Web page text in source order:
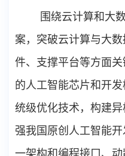
围绕云计算和大
案，突破云计算与大
件、支撑平台等方面
的人工智能芯片和开
统级优化技术，构建
强我国原创人工智能
一架构和编程接口、